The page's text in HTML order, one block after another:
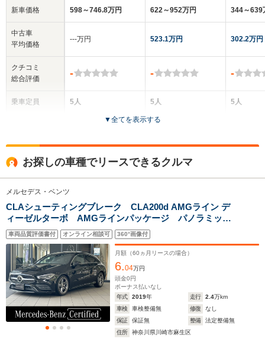
新車価格
中古車
平均価格
クチコミ
総合評価
乗車定員
サイズ
598～746.8万円
‐‐‐万円
-
5人
全高
1.46m～1.47m
全幅
1.84m
全長
4.73m
ホイールベース
-m
20.2～20.3km/L
└市街地:14.3～
622～952万円
523.1万円
-
5人
5ドア
1.46m
全幅
1.82m
全長
14.2～18.8km/L
└市街地:9.9～
344～639
302.2万円
-
5人
▼全てを表示する
お探しの車種でリースできるクルマ
メルセデス・ベンツ
CLAシューティングブレーク CLA200d AMGライン デ
ィーゼルターボ AMGラインパッケージ パノラミック
スライディングルーフ AMGレザーエクスクルーシブ
P アドバンスドP レーダーセーフティーパッケージ
ヘッドアップディスプレイ 360度カメラ フットトラン
クオープナー
車両品質評価書付 オンライン相談可 360°画像付
月額（60 ヵ月リースの場合）
6.04万円
頭金0円
ボーナス払いなし
年式
2019年 走行 2.4万km
車検
車検整備無 修復
なし
保証
保証無 整備
法定整備無
住所
神奈川県川崎市麻生区